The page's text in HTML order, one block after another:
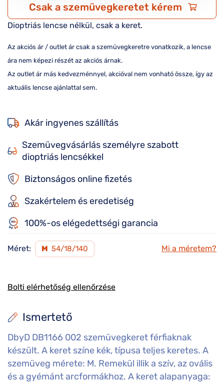
Ismertető
DbyD DB1166 002 szemüvegkeret férfiaknak
készült. A keret színe kék, típusa teljes keretes. A
szemüveg mérete: M. Remekül illik a szív, az ovális
és a gyémánt arcformákhoz. A keret alapanyaga:
Csak a szemüvegkeretet kérem
Dioptriás lencse nélkül, csak a keret.
Az akciós ár / outlet ár csak a szemüvegkeretre vonatkozik, a lencse
ára nem képezi részét az akciós árnak.
Az outlet ár más kedvezménnyel, akcióval nem vonható össze, így az
aktuális lencse ajánlattal sem.
Akár ingyenes szállítás
Szemüvegvásárlás személyre szabott
dioptriás lencsékkel
Biztonságos online fizetés
Szakértelem és eredetiség
100%-os elégedettségi garancia
Méret: M 54/18/140 Mi a méretem?
Bolti elérhetőség ellenőrzése